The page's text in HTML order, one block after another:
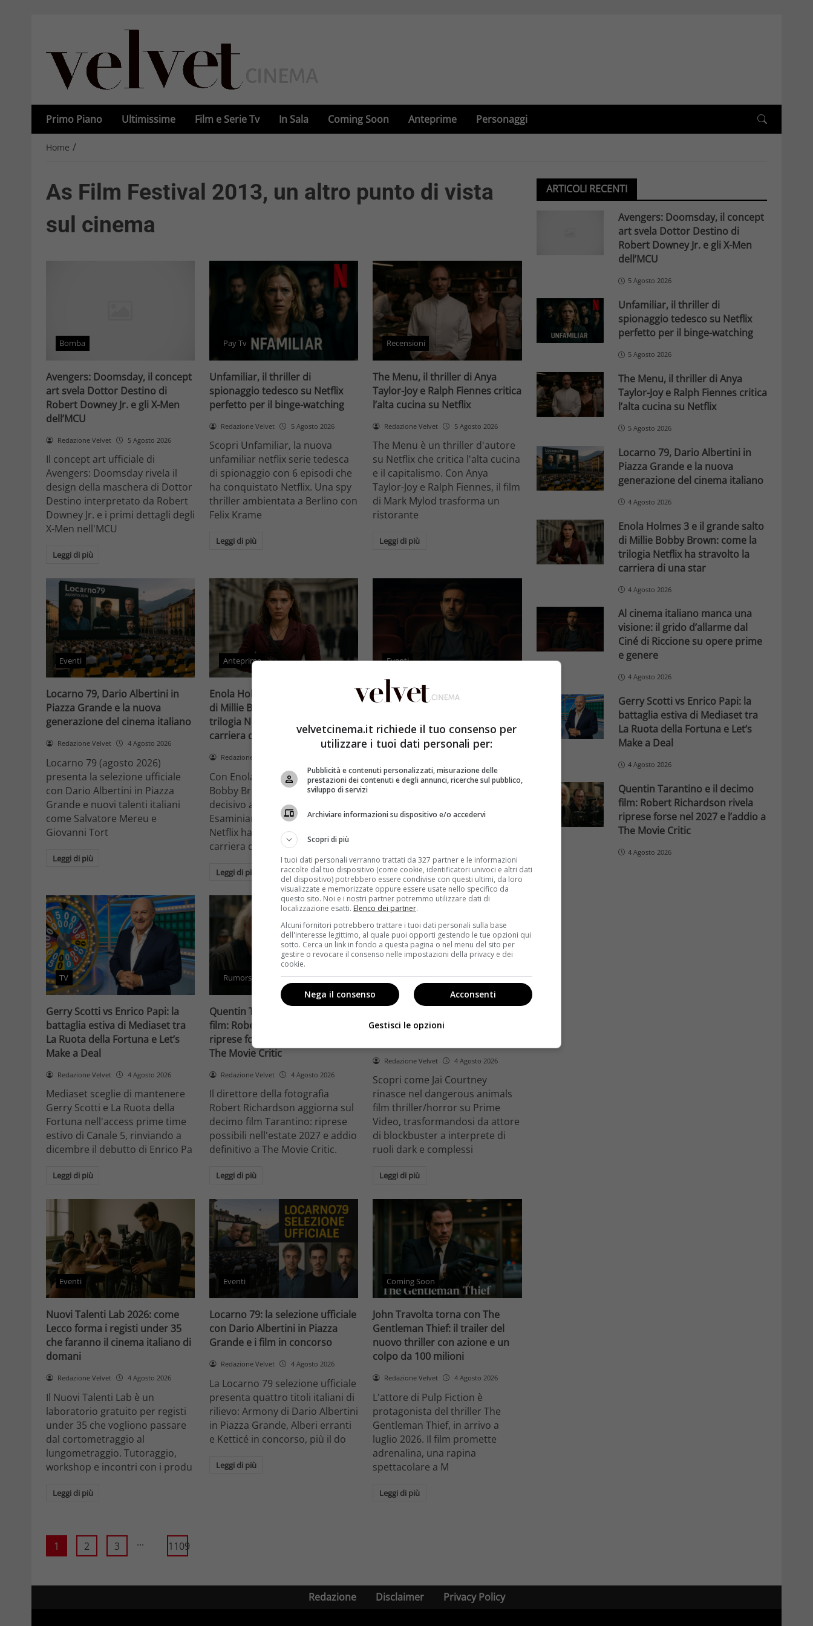
Primo Piano Ultimissime Film e Serie Tv In Sala Coming Soon Anteprime Personaggi
Home /
As Film Festival 2013, un altro punto di vista
sul cinema
Bomba
Avengers: Doomsday, il concept
art svela Dottor Destino di
Robert Downey Jr. e gli X-Men
dell’MCU
Redazione Velvet 5 Agosto 2026
Il concept art ufficiale di
Avengers: Doomsday rivela il
design della maschera di Dottor
Destino interpretato da Robert
Downey Jr. e i primi dettagli degli
X-Men nell'MCU
Leggi di più
Pay Tv
Unfamiliar, il thriller di
spionaggio tedesco su Netflix
perfetto per il binge-watching
Redazione Velvet 5 Agosto 2026
Scopri Unfamiliar, la nuova
unfamiliar netflix serie tedesca
di spionaggio con 6 episodi che
ha conquistato Netflix. Una spy
thriller ambientata a Berlino con
Felix Krame
Leggi di più
Recensioni
The Menu, il thriller di Anya
Taylor-Joy e Ralph Fiennes critica
l’alta cucina su Netflix
Redazione Velvet 5 Agosto 2026
The Menu è un thriller d'autore
su Netflix che critica l'alta cucina
e il capitalismo. Con Anya
Taylor-Joy e Ralph Fiennes, il film
di Mark Mylod trasforma un
ristorante
Leggi di più
Eventi
Locarno 79, Dario Albertini in
Piazza Grande e la nuova
generazione del cinema italiano
Redazione Velvet 4 Agosto 2026
Locarno 79 (agosto 2026)
presenta la selezione ufficiale
con Dario Albertini in Piazza
Grande e nuovi talenti italiani
come Salvatore Mereu e
Giovanni Tort
Leggi di più
Anteprime
Enola Holmes 3 e il grande salto
di Millie Bobby Brown: come la
trilogia Netflix ha stravolto la
carriera di una star
Redazione Velvet
Con Enola Holmes 3, Millie
Bobby Brown compie un salto
decisivo a Hollywood.
Esaminiamo come la trilogia
Netflix ha trasformato la sua
carriera da attrice
Leggi di più
Eventi
Al cinema italiano manca una
Ciné di Riccione su opere prime
e genere
Il cinema italiano opere prime
ricambio generazionale e
Leggi di più
TV
Gerry Scotti vs Enrico Papi: la
battaglia estiva di Mediaset tra
La Ruota della Fortuna e Let’s
Make a Deal
Redazione Velvet 4 Agosto 2026
Mediaset sceglie di mantenere
Gerry Scotti e La Ruota della
Fortuna nell'access prime time
estivo di Canale 5, rinviando a
dicembre il debutto di Enrico Pa
Leggi di più
Rumors
Quentin Tarantino e il decimo
film: Robert Richardson rivela
riprese forse nel 2027 e l’addio a
The Movie Critic
Redazione Velvet 4 Agosto 2026
Il direttore della fotografia
Robert Richardson aggiorna sul
decimo film Tarantino: riprese
possibili nell'estate 2027 e addio
definitivo a The Movie Critic.
Leggi di più
Anteprime
Dangerous Animals su Prime
Redazione Velvet 4 Agosto 2026
Scopri come Jai Courtney
rinasce nel dangerous animals
film thriller/horror su Prime
Video, trasformandosi da attore
di blockbuster a interprete di
ruoli dark e complessi
Leggi di più
Eventi
Nuovi Talenti Lab 2026: come
Lecco forma i registi under 35
che faranno il cinema italiano di
domani
Redazione Velvet 4 Agosto 2026
Il Nuovi Talenti Lab è un
laboratorio gratuito per registi
under 35 che vogliono passare
dal cortometraggio al
lungometraggio. Tutoraggio,
workshop e incontri con i produ
Leggi di più
Eventi
Locarno 79: la selezione ufficiale
con Dario Albertini in Piazza
Grande e i film in concorso
Redazione Velvet 4 Agosto 2026
La Locarno 79 selezione ufficiale
presenta quattro titoli italiani di
rilievo: Armony di Dario Albertini
in Piazza Grande, Alberi erranti
e Ketticé in concorso, più il do
Leggi di più
Coming Soon
John Travolta torna con The
Gentleman Thief: il trailer del
nuovo thriller con azione e un
colpo da 100 milioni
Redazione Velvet 4 Agosto 2026
L'attore di Pulp Fiction è
protagonista del thriller The
Gentleman Thief, in arrivo a
luglio 2026. Il film promette
adrenalina, una rapina
spettacolare a M
Leggi di più
1 2 3 ... 1109
ARTICOLI RECENTI
Avengers: Doomsday, il concept
art svela Dottor Destino di
Robert Downey Jr. e gli X-Men
dell’MCU
5 Agosto 2026
Unfamiliar, il thriller di
spionaggio tedesco su Netflix
perfetto per il binge-watching
5 Agosto 2026
The Menu, il thriller di Anya
Taylor-Joy e Ralph Fiennes critica
l’alta cucina su Netflix
5 Agosto 2026
Locarno 79, Dario Albertini in
Piazza Grande e la nuova
generazione del cinema italiano
4 Agosto 2026
Enola Holmes 3 e il grande salto
di Millie Bobby Brown: come la
trilogia Netflix ha stravolto la
carriera di una star
4 Agosto 2026
Al cinema italiano manca una
visione: il grido d’allarme dal
Ciné di Riccione su opere prime
e genere
4 Agosto 2026
Gerry Scotti vs Enrico Papi: la
battaglia estiva di Mediaset tra
La Ruota della Fortuna e Let’s
Make a Deal
4 Agosto 2026
Quentin Tarantino e il decimo
film: Robert Richardson rivela
riprese forse nel 2027 e l’addio a
The Movie Critic
4 Agosto 2026
Redazione Disclaimer Privacy Policy
velvetcinema.it richiede il tuo consenso per
utilizzare i tuoi dati personali per:
Pubblicità e contenuti personalizzati, misurazione delle
prestazioni dei contenuti e degli annunci, ricerche sul pubblico,
sviluppo di servizi
Archiviare informazioni su dispositivo e/o accedervi
Scopri di più
I tuoi dati personali verranno trattati da 327 partner e le informazioni
raccolte dal tuo dispositivo (come cookie, identificatori univoci e altri dati
del dispositivo) potrebbero essere condivise con questi ultimi, da loro
visualizzate e memorizzate oppure essere usate nello specifico da
questo sito. Noi e i nostri partner potremmo utilizzare dati di
localizzazione esatti. Elenco dei partner.
Alcuni fornitori potrebbero trattare i tuoi dati personali sulla base
dell'interesse legittimo, al quale puoi opporti gestendo le tue opzioni qui
sotto. Cerca un link in fondo a questa pagina o nel menu del sito per
gestire o revocare il consenso nelle impostazioni della privacy e dei
cookie.
Acconsenti
Nega il consenso
Gestisci le opzioni